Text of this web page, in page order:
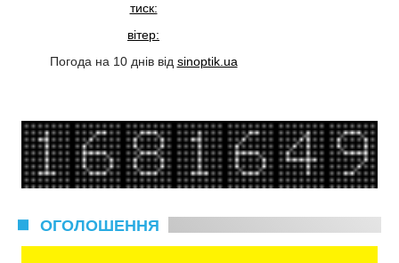
тиск:
вітер:
Погода на 10 днів від sinoptik.ua
ОГОЛОШЕННЯ